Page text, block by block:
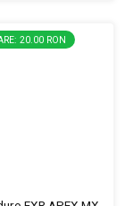
20.00 RON